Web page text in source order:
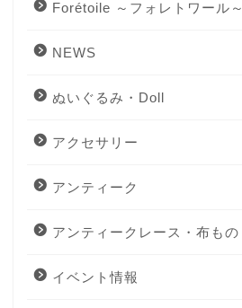
Forétoile ～フォレトワール～
NEWS
ぬいぐるみ・Doll
アクセサリー
アンティーク
アンティークレース・布もの
イベント情報